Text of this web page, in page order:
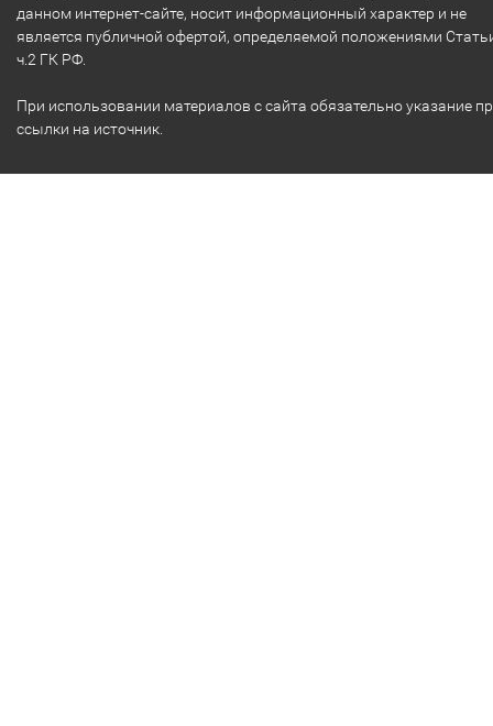
данном интернет-сайте, носит информационный характер и не
является публичной офертой, определяемой положениями
ч.2 ГК РФ.
При использовании материалов с сайта обязательно указание
ссылки на источник.